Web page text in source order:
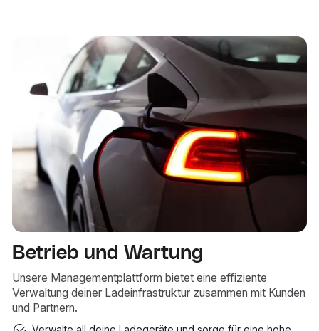
Betrieb und Wartung
Unsere Managementplattform bietet eine effiziente
Verwaltung deiner Ladeinfrastruktur zusammen mit Kunden
und Partnern.